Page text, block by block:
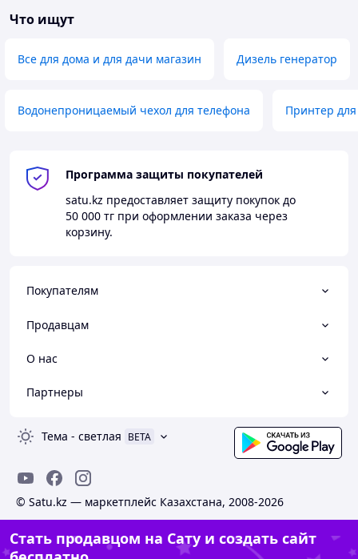
Что ищут
Все для дома и для дачи магазин Дизель генератор
Водонепроницаемый чехол для телефона Принтер
Программа защиты покупателей
satu.kz предоставляет защиту покупок до
50 000 тг при оформлении заказа через
корзину.
Покупателям
Продавцам
О нас
Партнеры
Тема - светлая BETA
© Satu.kz — маркетплейс Казахстана, 2008-2026
Стать продавцом на Сату и создать сайт